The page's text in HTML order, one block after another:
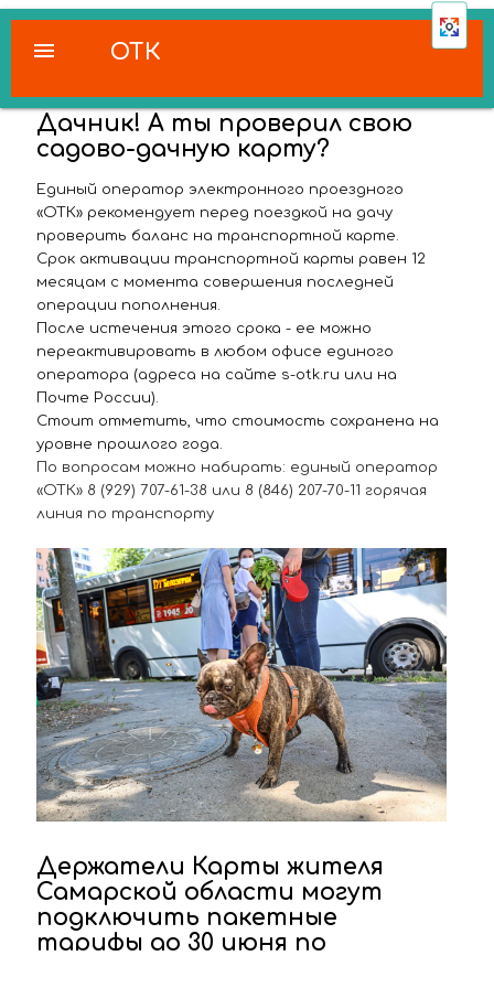
ОТК
menu
Дачник! А ты проверил свою
садово-дачную карту?
Единый оператор электронного проездного
«ОТК» рекомендует перед поездкой на дачу
проверить баланс на транспортной карте.
Срок активации транспортной карты равен 12
месяцам с момента совершения последней
операции пополнения.
После истечения этого срока - ее можно
переактивировать в любом офисе единого
оператора (адреса на сайте s-otk.ru или на
Почте России).
Стоит отметить, что стоимость сохранена на
уровне прошлого года.
По вопросам можно набирать: единый оператор
«ОТК» 8 (929) 707-61-38 или 8 (846) 207-70-11 горячая
линия по транспорту
Держатели Карты жителя
Самарской области могут
подключить пакетные
тарифы до 30 июня по